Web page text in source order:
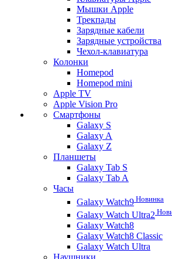
Мышки Apple
Трекпады
Зарядные кабели
Зарядные устройства
Чехол-клавиатура
Колонки
Homepod
Homepod mini
Apple TV
Apple Vision Pro
Смартфоны
Galaxy S
Galaxy A
Galaxy Z
Планшеты
Galaxy Tab S
Galaxy Tab A
Часы
Galaxy Watch9 Новинка
Galaxy Watch Ultra2
Galaxy Watch8
Galaxy Watch8 Classic
Galaxy Watch Ultra
Наушники